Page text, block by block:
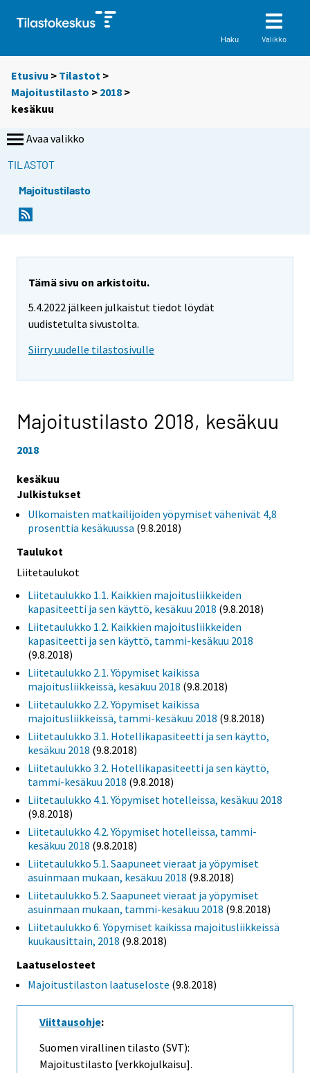
Haku Valikko
Etusivu > Tilastot >
Majoitustilasto > 2018 >
kesäkuu
Avaa valikko
TILASTOT
Majoitustilasto
Tämä sivu on arkistoitu.
5.4.2022 jälkeen julkaistut tiedot löydät
uudistetulta sivustolta.
Siirry uudelle tilastosivulle
Majoitustilasto 2018, kesäkuu
2018
kesäkuu
Julkistukset
Ulkomaisten matkailijoiden yöpymiset vähenivät 4,8
prosenttia kesäkuussa (9.8.2018)
Taulukot
Liitetaulukot
Liitetaulukko 1.1. Kaikkien majoitusliikkeiden
kapasiteetti ja sen käyttö, kesäkuu 2018 (9.8.2018)
Liitetaulukko 1.2. Kaikkien majoitusliikkeiden
kapasiteetti ja sen käyttö, tammi-kesäkuu 2018
(9.8.2018)
Liitetaulukko 2.1. Yöpymiset kaikissa
majoitusliikkeissä, kesäkuu 2018 (9.8.2018)
Liitetaulukko 2.2. Yöpymiset kaikissa
majoitusliikkeissä, tammi-kesäkuu 2018 (9.8.2018)
Liitetaulukko 3.1. Hotellikapasiteetti ja sen käyttö,
kesäkuu 2018 (9.8.2018)
Liitetaulukko 3.2. Hotellikapasiteetti ja sen käyttö,
tammi-kesäkuu 2018 (9.8.2018)
Liitetaulukko 4.1. Yöpymiset hotelleissa, kesäkuu 2018
(9.8.2018)
Liitetaulukko 4.2. Yöpymiset hotelleissa, tammi-
kesäkuu 2018 (9.8.2018)
Liitetaulukko 5.1. Saapuneet vieraat ja yöpymiset
asuinmaan mukaan, kesäkuu 2018 (9.8.2018)
Liitetaulukko 5.2. Saapuneet vieraat ja yöpymiset
asuinmaan mukaan, tammi-kesäkuu 2018 (9.8.2018)
Liitetaulukko 6. Yöpymiset kaikissa majoitusliikkeissä
kuukausittain, 2018 (9.8.2018)
Laatuselosteet
Majoitustilaston laatuseloste (9.8.2018)
Viittausohje:
Suomen virallinen tilasto (SVT):
Majoitustilasto [verkkojulkaisu].